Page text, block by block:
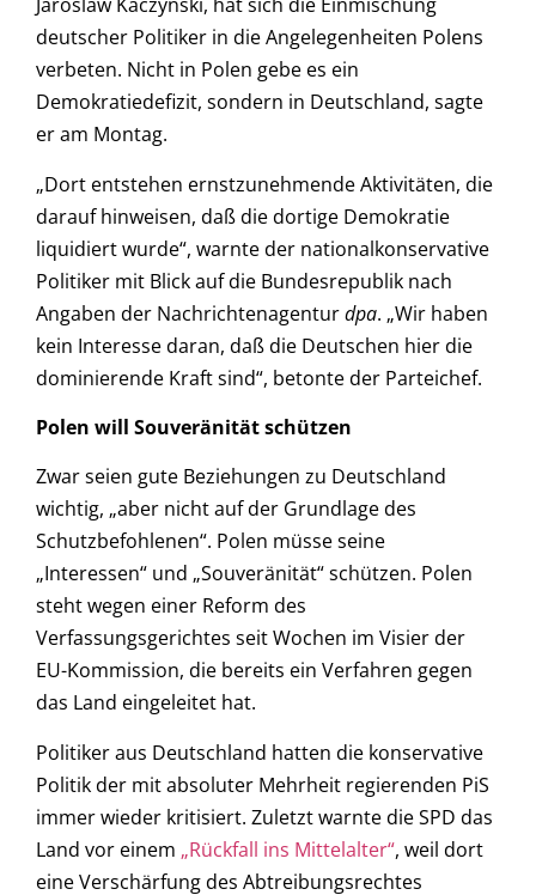
deutscher Politiker in die Angelegenheiten Polens
verbeten. Nicht in Polen gebe es ein
Demokratiedefizit, sondern in Deutschland, sagte
er am Montag.
„Dort entstehen ernstzunehmende Aktivitäten, die
darauf hinweisen, daß die dortige Demokratie
liquidiert wurde“, warnte der nationalkonservative
Politiker mit Blick auf die Bundesrepublik nach
Angaben der Nachrichtenagenturdpa. „Wir haben
kein Interesse daran, daß die Deutschen hier die
dominierende Kraft sind“, betonte der Parteichef.
Polen will Souveränität schützen
Zwar seien gute Beziehungen zu Deutschland
wichtig, „aber nicht auf der Grundlage des
Schutzbefohlenen“. Polen müsse seine
„Interessen“ und „Souveränität“ schützen. Polen
steht wegen einer Reform des
Verfassungsgerichtes seit Wochen im Visier der
EU-Kommission, die bereits ein Verfahren gegen
das Land eingeleitet hat.
Politiker aus Deutschland hatten die konservative
Politik der mit absoluter Mehrheit regierenden PiS
immer wieder kritisiert. Zuletzt warnte die SPD das
Land vor einem „Rückfall ins Mittelalter“, weil dort
eine Verschärfung des Abtreibungsrechtes